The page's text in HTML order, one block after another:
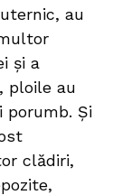
au
și a
ploile au
porumb. Și
clădiri,